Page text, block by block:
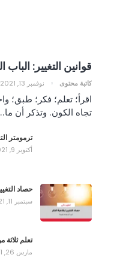
قوانين التغيير:
كاتبة محتوى نوفمبر 13, 2021
اقرأ؛ تعلم؛ فكر؛ طبق؛
تجاه الكون. وتذكر أن
ترمومتر
أكتوبر 9, 2021
حصاد
سبتمبر 11, 2021
تعلم
مارس 26, 2021